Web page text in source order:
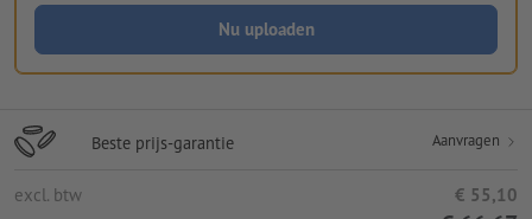
Nu uploaden
Beste prijs-garantie Aanvragen
excl. btw € 55,10